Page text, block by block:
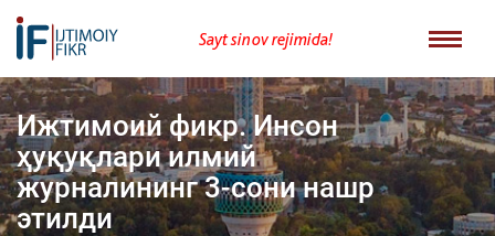
Sayt sinov rejimida!
Ижтимоий фикр. Инсон
ҳуқуқлари илмий
журналининг 3-сони нашр
этилди